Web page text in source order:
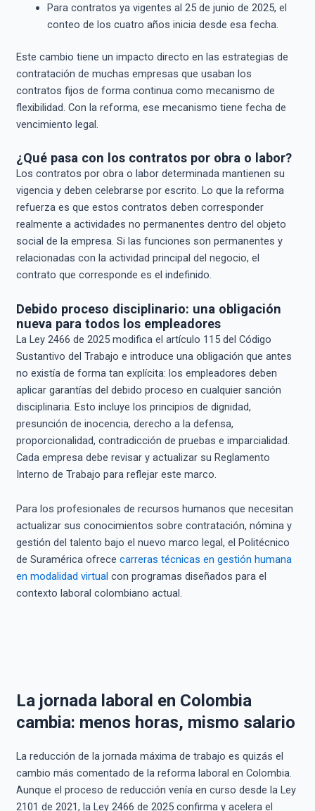
Para contratos ya vigentes al 25 de junio de 2025, el
conteo de los cuatro años inicia desde esa fecha.
Este cambio tiene un impacto directo en las estrategias de
contratación de muchas empresas que usaban los
contratos fijos de forma continua como mecanismo de
flexibilidad. Con la reforma, ese mecanismo tiene fecha de
vencimiento legal.
¿Qué pasa con los contratos por obra o labor?
Los contratos por obra o labor determinada mantienen su
vigencia y deben celebrarse por escrito. Lo que la reforma
refuerza es que estos contratos deben corresponder
realmente a actividades no permanentes dentro del objeto
social de la empresa. Si las funciones son permanentes y
relacionadas con la actividad principal del negocio, el
contrato que corresponde es el indefinido.
Debido proceso disciplinario: una obligación
nueva para todos los empleadores
La Ley 2466 de 2025 modifica el artículo 115 del Código
Sustantivo del Trabajo e introduce una obligación que antes
no existía de forma tan explícita: los empleadores deben
aplicar garantías del debido proceso en cualquier sanción
disciplinaria. Esto incluye los principios de dignidad,
presunción de inocencia, derecho a la defensa,
proporcionalidad, contradicción de pruebas e imparcialidad.
Cada empresa debe revisar y actualizar su Reglamento
Interno de Trabajo para reflejar este marco.
Para los profesionales de recursos humanos que necesitan
actualizar sus conocimientos sobre contratación, nómina y
gestión del talento bajo el nuevo marco legal, el Politécnico
de Suramérica ofrece carreras técnicas en gestión humana
en modalidad virtual con programas diseñados para el
contexto laboral colombiano actual.
La jornada laboral en Colombia
cambia: menos horas, mismo salario
La reducción de la jornada máxima de trabajo es quizás el
cambio más comentado de la reforma laboral en Colombia.
Aunque el proceso de reducción venía en curso desde la Ley
2101 de 2021, la Ley 2466 de 2025 confirma y acelera el